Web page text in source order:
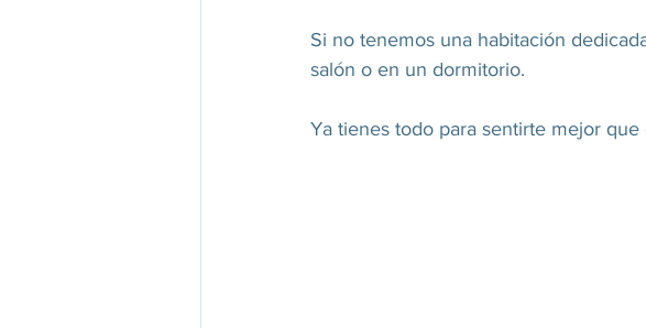
Si no tenemos una habitación
salón o en un dormitorio.
Ya tienes todo para sentirte mejor que